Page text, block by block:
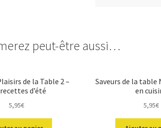
peut-être aussi…
de la Table 2 –
d’été
5,95€
Saveurs de la table
en
5,95€